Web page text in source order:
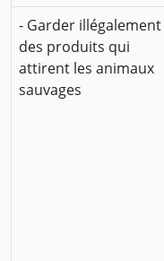
- Garder illégalement
des produits qui
attirent les animaux
sauvages